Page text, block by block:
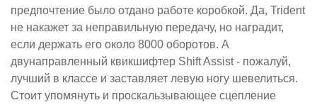
предпочтение было отдано работе коробкой. Да, Trident
не накажет за неправильную передачу, но наградит,
если держать его около 8000 оборотов. А
двунаправленный квикшифтер Shift Assist - пожалуй,
лучший в классе и заставляет левую ногу шевелиться.
Стоит упомянуть и проскальзывающее сцепление